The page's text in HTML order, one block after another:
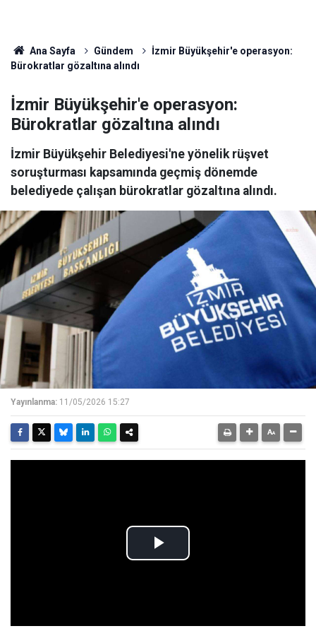
Ana Sayfa Gündem
İzmir Büyükşehir'e operasyon:
Bürokratlar gözaltına alındı
İzmir Büyükşehir'e operasyon:
Bürokratlar gözaltına alındı
İzmir Büyükşehir Belediyesi'ne yönelik rüşvet
soruşturması kapsamında geçmiş dönemde
belediyede çalışan bürokratlar gözaltına alındı.
Yayınlanma: 11/05/2026 15:27